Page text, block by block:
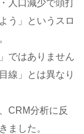
人口減少で頭打
う」というスロ
ではありません
線」とは異なり
CRM分析に反
ました。